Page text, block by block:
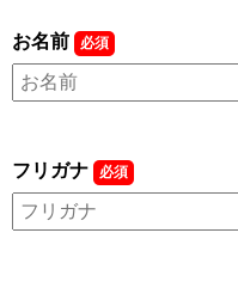
お名前 必須
フリガナ 必須